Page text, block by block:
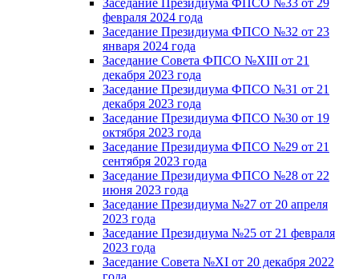
февраля 2024 года
Заседание Президиума ФПСО №32 от 23
января 2024 года
Заседание Совета ФПСО №XIII от 21
декабря 2023 года
Заседание Президиума ФПСО №31 от 21
декабря 2023 года
Заседание Президиума ФПСО №30 от 19
октября 2023 года
Заседание Президиума ФПСО №29 от 21
сентября 2023 года
Заседание Президиума ФПСО №28 от 22
июня 2023 года
Заседание Президиума №27 от 20 апреля
2023 года
Заседание Президиума №25 от 21 февраля
2023 года
Заседание Совета №XI от 20 декабря 2022
года